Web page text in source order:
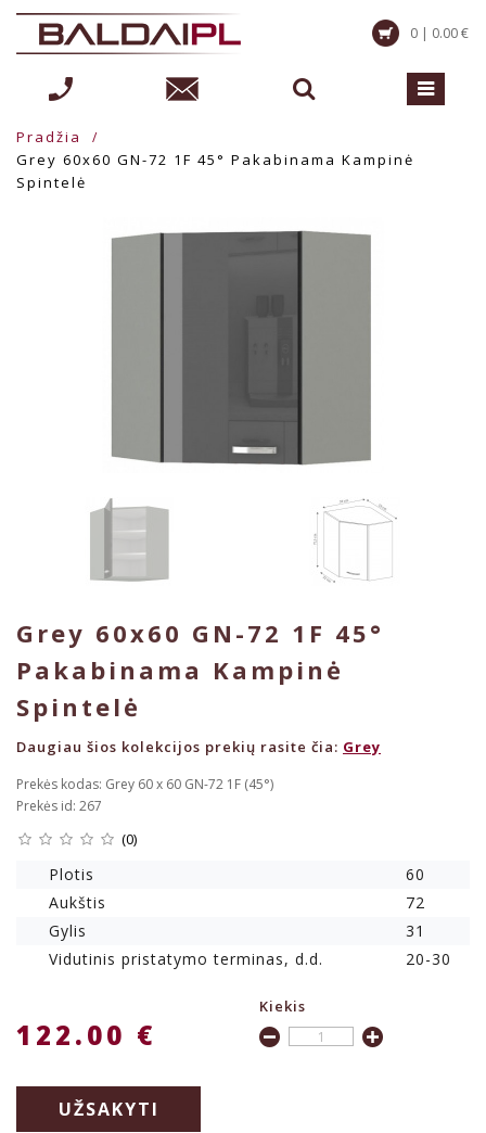
0 | 0.00 €
Pradžia
Grey 60x60 GN-72 1F 45° Pakabinama Kampinė
Spintelė
Grey 60x60 GN-72 1F 45°
Pakabinama Kampinė
Spintelė
Daugiau šios kolekcijos prekių rasite čia: Grey
Prekės kodas: Grey 60 x 60 GN-72 1F (45°)
Prekės id: 267
(0)
Plotis
60
Aukštis
72
Gylis
31
Vidutinis pristatymo terminas, d.d.
20-30
122.00 €
Kiekis
UŽSAKYTI